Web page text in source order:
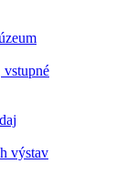
vstupné
výstav